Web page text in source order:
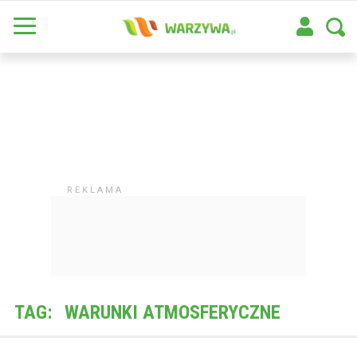
TAG: WARUNKI ATMOSFERYCZNE